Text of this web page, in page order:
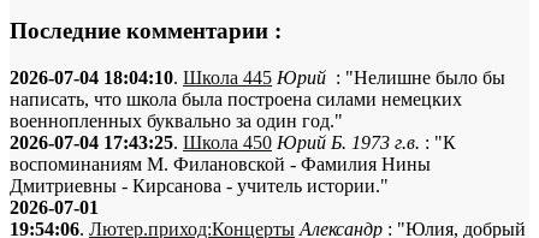
Последние комментарии :
2026-07-04 18:04:10. Школа 445 Юрий : "Нелишне было бы
написать, что школа была построена силами немецких
военнопленных буквально за один год."
2026-07-04 17:43:25. Школа 450 Юрий Б. 1973 г.в. : "К
воспоминаниям М. Филановской - Фамилия Нины
Дмитриевны - Кирсанова - учитель истории."
2026-07-01
19:54:06. Лютер.приход:Концерты Александр : "Юлия, добрый